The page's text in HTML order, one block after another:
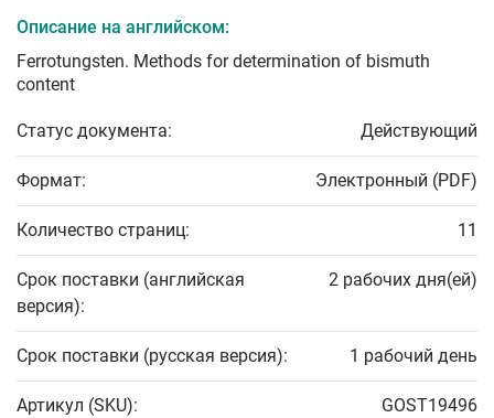
Описание на английском:
Ferrotungsten. Methods for determination of bismuth
content
Статус документа: Действующий
Формат: Электронный (PDF)
Количество страниц: 11
Срок поставки (английская
версия):
2 рабочих дня(ей)
Срок поставки (русская версия): 1 рабочий день
Артикул (SKU): GOST19496